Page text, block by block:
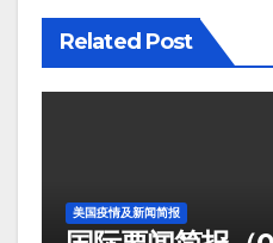
Related Post
美国疫情及新闻简报